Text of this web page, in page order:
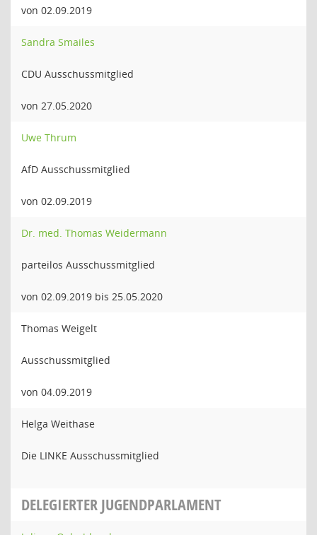
von 02.09.2019
Sandra Smailes
CDU Ausschussmitglied
von 27.05.2020
Uwe Thrum
AfD Ausschussmitglied
von 02.09.2019
Dr. med. Thomas Weidermann
parteilos Ausschussmitglied
von 02.09.2019 bis 25.05.2020
Thomas Weigelt
Ausschussmitglied
von 04.09.2019
Helga Weithase
Die LINKE Ausschussmitglied
DELEGIERTER JUGENDPARLAMENT